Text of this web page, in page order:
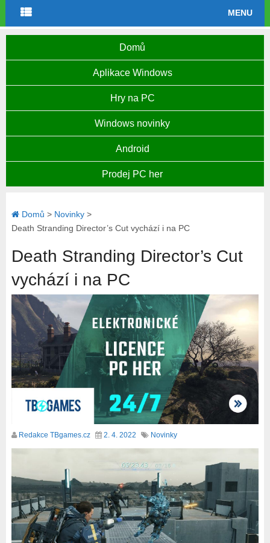
MENU
Domů
Aplikace Windows
Hry na PC
Windows novinky
Android
Prodej PC her
Domů > Novinky>
Death Stranding Director’s Cut vychází i na PC
Death Stranding Director’s Cut
vychází i na PC
Redakce TBgames.cz 2. 4. 2022 Novinky